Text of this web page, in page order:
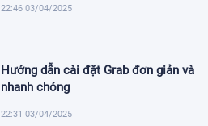
22:46 03/04/2025
Hướng dẫn cài đặt Grab đơn giản và
nhanh chóng
22:31 03/04/2025